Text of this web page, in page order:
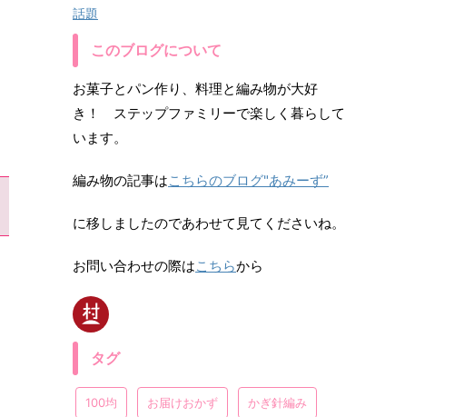
話題
このブログについて
お菓子とパン作り、料理と編み物が大好
き！ ステップファミリーで楽しく暮らして
います。
編み物の記事はこちらのブログ"あみーず”
に移しましたのであわせて見てくださいね。
お問い合わせの際はこちらから
タグ
100均 お届けおかず かぎ針編み